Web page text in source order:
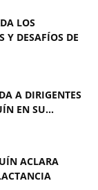
LOS
Y DESAFÍOS DE
A DIRIGENTES
EN SU...
ACLARA